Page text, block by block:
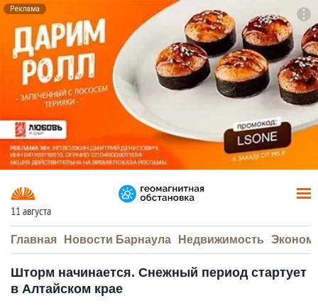
Реклама
11 августа
Главная Новости Барнаула Недвижимость
Шторм начинается. Снежный период стартует
в Алтайском крае